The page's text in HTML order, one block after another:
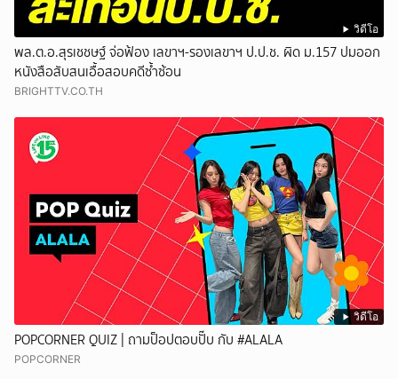
วิดีโอ
พล.ต.อ.สุรเชชษฐ์ จ่อฟ้อง เลขาฯ-รองเลขาฯ ป.ป.ช. ผิด ม.157 ปมออก
หนังสือสับสนเอื้อสอบคดีซ้ำซ้อน
BRIGHTTV.CO.TH
วิดีโอ
POPCORNER QUIZ | ถามป็อปตอบปั๊บ กับ #ALALA
POPCORNER